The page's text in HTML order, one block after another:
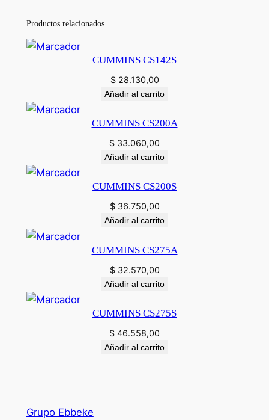
Productos relacionados
CUMMINS CS142S
$28.130,00
Añadir al carrito
CUMMINS CS200A
$ 33.060,00
Añadir al carrito
CUMMINS CS200S
$36.750,00
Añadir al carrito
CUMMINS CS275A
$32.570,00
Añadir al carrito
CUMMINS CS275S
$ 46.558,00
Añadir al carrito
Grupo Ebbeke